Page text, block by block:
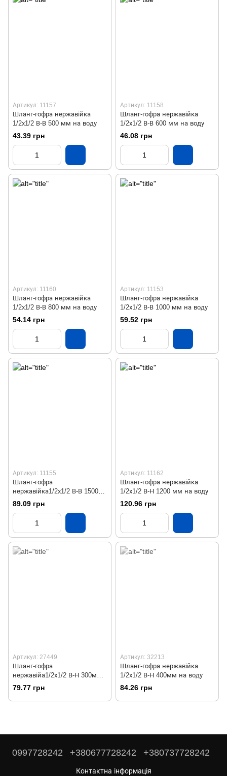
Артикул: 11157
Шланг-гофра нержавійка
1/2х1/2 В-В 500 мм на воду
43.39 грн
Артикул: 11158
Шланг-гофра нержавійка
1/2х1/2 В-В 600 мм на воду
46.08 грн
Артикул: 11160
Шланг-гофра нержавійка
1/2х1/2 В-В 800 мм на воду
54.14 грн
Артикул: 11153
Шланг-гофра нержавійка
1/2х1/2 В-В 1000 мм на воду
59.52 грн
Артикул: 11155
Шланг-гофра
нержавійка1/2х1/2 В-В 1500
мм на воду
89.09 грн
Артикул: 11162
Шланг-гофра нержавійка
1/2х1/2 В-Н 1200 мм на воду
120.96 грн
Артикул: 27449
Шланг-гофра
нержавійа1/2х1/2 В-Н 300мм
на воду
79.77 грн
Артикул: 32213
Шланг-гофра нержавійка
1/2х1/2 В-Н 400мм на воду
84.26 грн
0997728242 +380677728242 +380737728242
Контактна інформація